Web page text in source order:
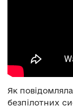
Як
безпілотних